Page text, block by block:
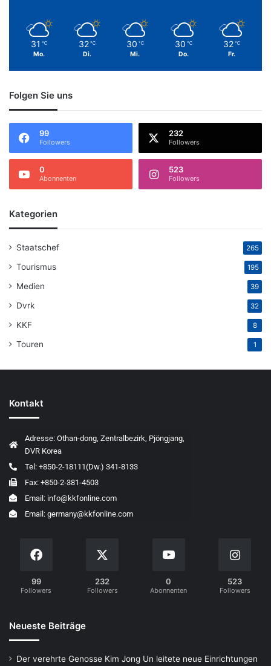
31 ℃
Mo.
32 ℃
Di.
30 ℃
Mi.
30 ℃
Do.
32 ℃
Fr.
Folgen Sie uns
99
Followers
232
Followers
0
Abonnenten
523
Followers
Kategorien
Staatschef 265
Tourismus 195
Medien 39
Dvrk 32
KKF 8
Touren 1
Kontakt
Adresse: Othan-dong, Zentralbezirk, Pjöngjang,
DVR Korea
Tel: +850-2-18111(Dw.) 341-8133
Fax: +850-2-381-4503
Email: info@kkfonline.com
Email: germany@kkfonline.com
99
Followers
232
Followers
0
Abonnenten
523
Followers
Neueste Beiträge
Der verehrte Genosse Kim Jong Un leitete neue Einrichtungen